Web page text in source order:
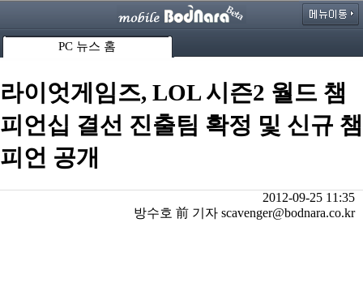
PC 뉴스 홈
라이엇게임즈, LOL 시즌2 월드 챔
피언십 결선 진출팀 확정 및 신규 챔
피언 공개
2012-09-25 11:35
방수호 前 기자 scavenger@bodnara.co.kr